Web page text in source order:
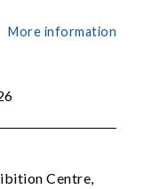
More information
Centre,